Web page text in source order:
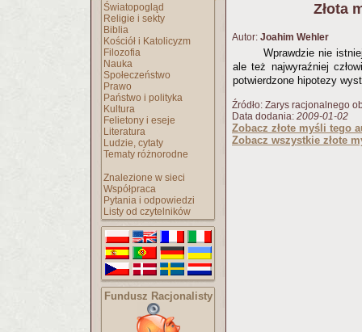
Światopogląd
Religie i sekty
Biblia
Kościół i Katolicyzm
Filozofia
Nauka
Społeczeństwo
Prawo
Państwo i polityka
Kultura
Felietony i eseje
Literatura
Ludzie, cytaty
Tematy różnorodne
Znalezione w sieci
Współpraca
Pytania i odpowiedzi
Listy od czytelników
Fundusz Racjonalisty
Złota
Autor: Joahim Wehler
Wprawdzie nie
ale też najwyraźniej
potwierdzone hipotezy
Źródło: Zarys racjonalnego
Data dodania: 2009-01-02
Zobacz złote myśli tego
Zobacz wszystkie złote